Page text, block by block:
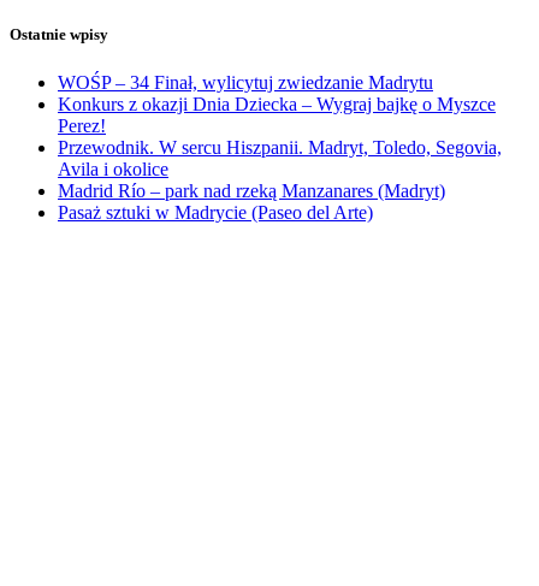
Ostatnie wpisy
WOŚP – 34 Finał, wylicytuj zwiedzanie Madrytu
Konkurs z okazji Dnia Dziecka – Wygraj bajkę o Myszce
Perez!
Przewodnik. W sercu Hiszpanii. Madryt, Toledo, Segovia,
Avila i okolice
Madrid Río – park nad rzeką Manzanares (Madryt)
Pasaż sztuki w Madrycie (Paseo del Arte)